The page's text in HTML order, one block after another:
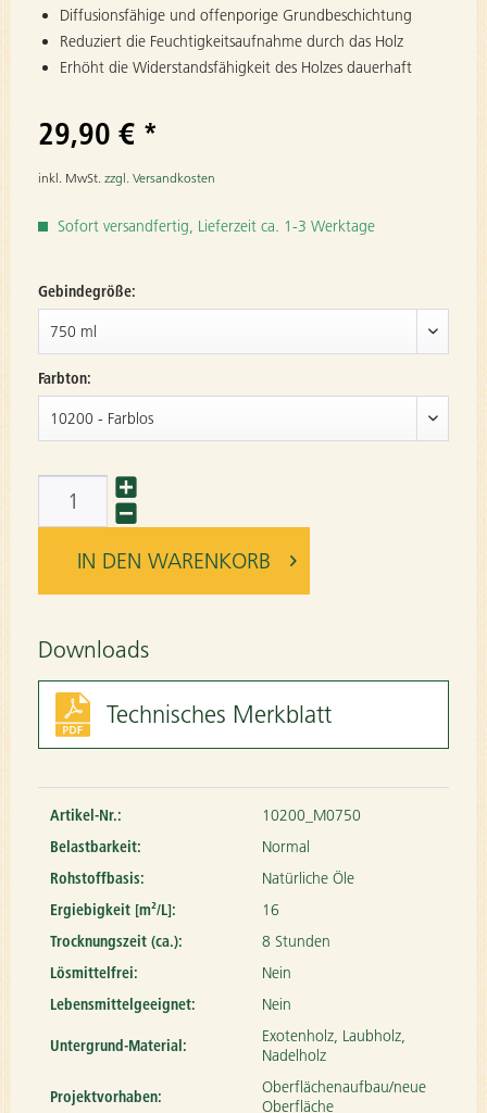
Diffusionsfähige und offenporige Grundbeschichtung
Reduziert die Feuchtigkeitsaufnahme durch das Holz
Erhöht die Widerstandsfähigkeit des Holzes dauerhaft
29,90 € *
inkl. MwSt. zzgl. Versandkosten
Sofort versandfertig, Lieferzeit ca. 1-3 Werktage
Gebindegröße:
Farbton:
IN DEN WARENKORB
Downloads
Technisches Merkblatt
Artikel-Nr.:
10200_M0750
Belastbarkeit:
Normal
Rohstoffbasis:
Natürliche Öle
Ergiebigkeit [m²/L]:
16
Trocknungszeit (ca.):
8 Stunden
Lösmittelfrei:
Nein
Lebensmittelgeeignet:
Nein
Untergrund-Material:
Exotenholz, Laubholz,
Nadelholz
Projektvorhaben:
Oberflächenaufbau/neue
Oberfläche